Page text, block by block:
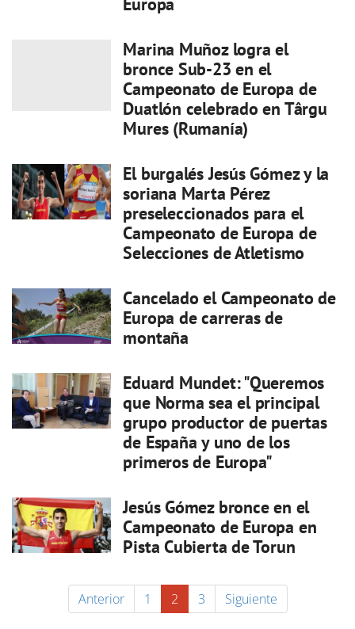
Marina Muñoz logra el
bronce Sub-23 en el
Campeonato de Europa de
Duatlón celebrado en Târgu
Mures (Rumanía)
El burgalés Jesús Gómez y la
soriana Marta Pérez
preseleccionados para el
Campeonato de Europa de
Selecciones de Atletismo
Cancelado el Campeonato de
Europa de carreras de
montaña
Eduard Mundet: "Queremos
que Norma sea el principal
grupo productor de puertas
de España y uno de los
primeros de Europa"
Jesús Gómez bronce en el
Campeonato de Europa en
Pista Cubierta de Torun
Anterior 1 2 3 Siguiente